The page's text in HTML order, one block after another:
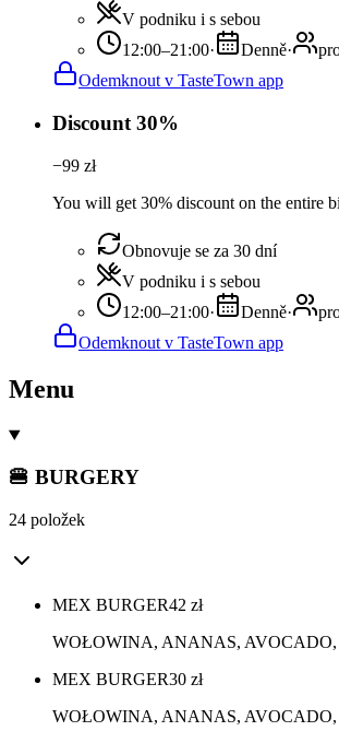
V podniku i s sebou
12:00–21:00· Denně·
Odemknout v TasteTown app
Discount 30%
−99 zł
You will get 30% discount on the entire
Obnovuje se za 30 dní
V podniku i s sebou
12:00–21:00· Denně·
Odemknout v TasteTown app
Menu
🍔 BURGERY
24 položek
MEX BURGER42 zł
WOŁOWINA, ANANAS,
MEX BURGER30 zł
WOŁOWINA, ANANAS,